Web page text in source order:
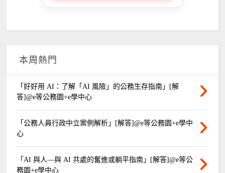
本周熱門
「好好用 AI：了解「AI 風險」的公務生存指南」[解
答]@e等公務園+e學中心
「公務人員行政中立案例解析」[解答]@e等公務園+e學中
心
「AI 與人—與 AI 共處的奮進或躺平指南」[解答]@e等公
務園+e學中心